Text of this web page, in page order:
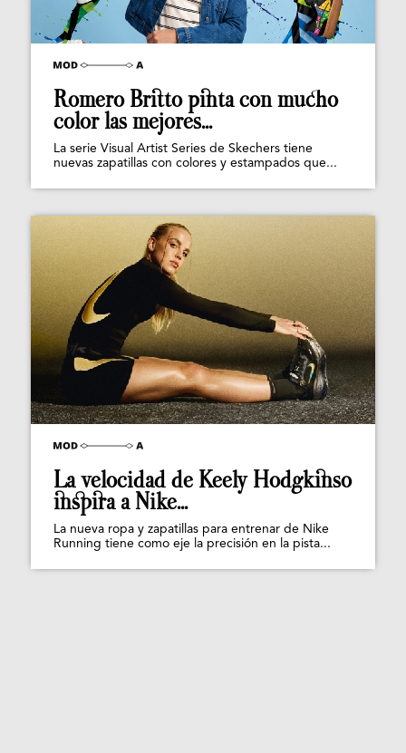
Romero Britto pinta con mucho
color las mejores...
La serie Visual Artist Series de Skechers tiene
nuevas zapatillas con colores y estampados que...
La velocidad de Keely Hodgkinso
inspira a Nike...
La nueva ropa y zapatillas para entrenar de Nike
Running tiene como eje la precisión en la pista...